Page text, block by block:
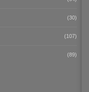
(30)
(107)
(89)